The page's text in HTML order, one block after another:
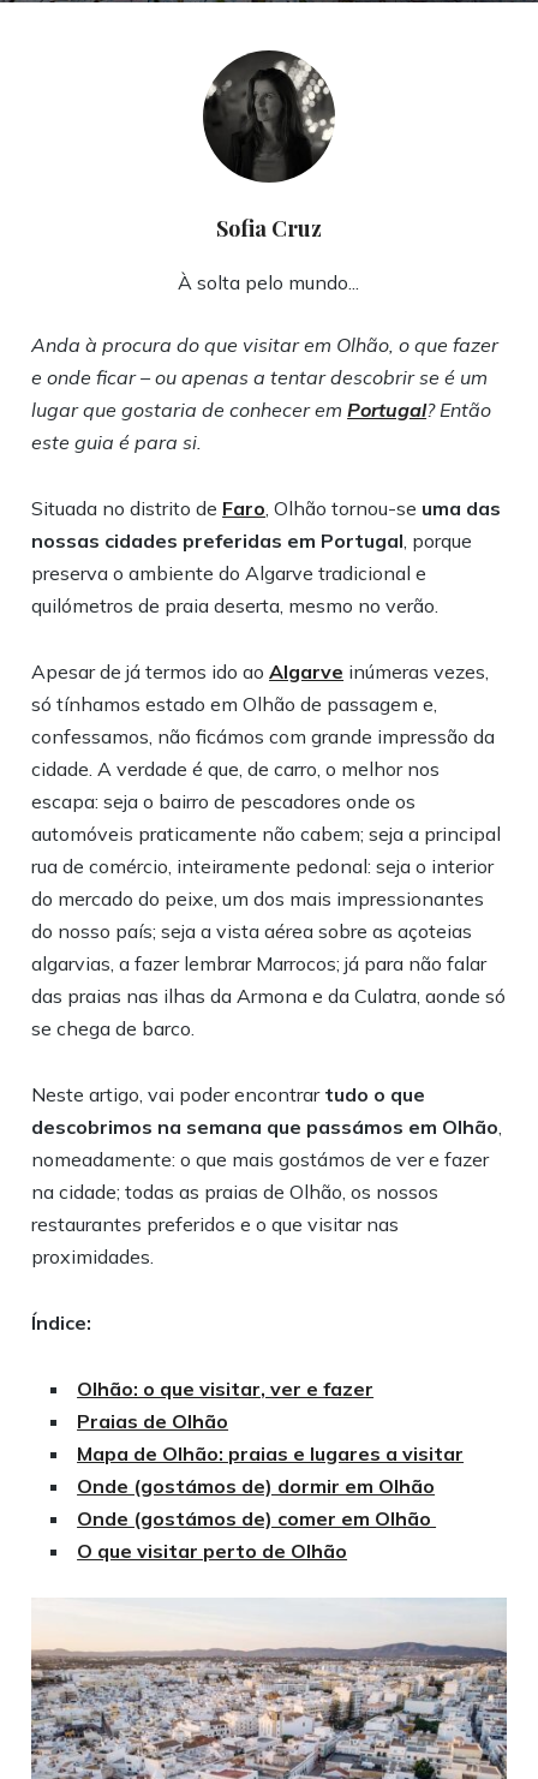
Sofia Cruz
À solta pelo mundo...
Anda à procura do que visitar em Olhão, o que fazer
e onde ficar – ou apenas a tentar descobrir se é um
lugar que gostaria de conhecer emPortugal? Então
este guia é para si.
Situada no distrito de Faro, Olhão tornou-se uma das
nossas cidades preferidas em Portugal, porque
preserva o ambiente do Algarve tradicional e
quilómetros de praia deserta, mesmo no verão.
Apesar de já termos ido aoAlgarve inúmeras vezes,
só tínhamos estado em Olhão de passagem e,
confessamos, não ficámos com grande impressão da
cidade. A verdade é que, de carro, o melhor nos
escapa: seja o bairro de pescadores onde os
automóveis praticamente não cabem; seja a principal
rua de comércio, inteiramente pedonal: seja o interior
do mercado do peixe, um dos mais impressionantes
do nosso país; seja a vista aérea sobre as açoteias
algarvias, a fazer lembrar Marrocos; já para não falar
das praias nas ilhas da Armona e da Culatra, aonde só
se chega de barco.
Neste artigo, vai poder encontrar tudo o que
descobrimos na semana que passámos em Olhão,
nomeadamente: o que mais gostámos de ver e fazer
na cidade; todas as praias de Olhão, os nossos
restaurantes preferidos e o que visitar nas
proximidades.
Índice:
Olhão: o que visitar, ver e fazer
Praias de Olhão
Mapa de Olhão: praias e lugares a visitar
Onde (gostámos de) dormir em Olhão
Onde (gostámos de) comer em Olhão
O que visitar perto de Olhão